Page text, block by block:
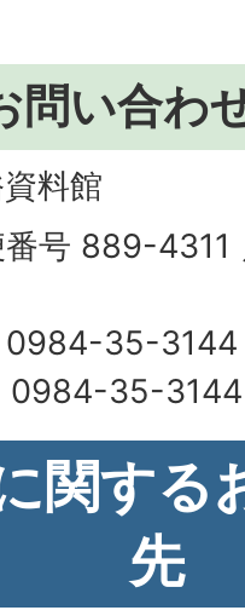
問い合わ
料館
番号 889-
0984-35-3144
0984-35-3144
関する
先